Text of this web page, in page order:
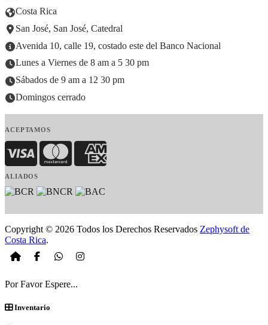
Costa Rica
San José, San José, Catedral
Avenida 10, calle 19, costado este del Banco Nacional
Lunes a Viernes de 8 am a 5 30 pm
Sábados de 9 am a 12 30 pm
Domingos cerrado
ACEPTAMOS
Visa MasterCardAmerican Express
ALIADOS
Copyright © 2026 Todos los Derechos Reservados Zephysoft de
Costa Rica.
Por Favor Espere...
Inventario